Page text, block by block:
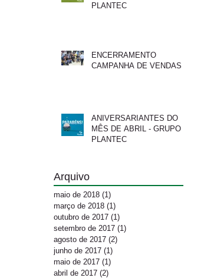
PLANTEC
ENCERRAMENTO
CAMPANHA DE VENDAS
ANIVERSARIANTES DO
MÊS DE ABRIL - GRUPO
PLANTEC
Arquivo
maio de 2018 (1)
março de 2018 (1)
outubro de 2017 (1)
setembro de 2017 (1)
agosto de 2017 (2)
junho de 2017 (1)
maio de 2017 (1)
abril de 2017 (2)